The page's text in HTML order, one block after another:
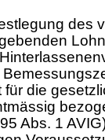
des
die
Abs. 1 AVIG